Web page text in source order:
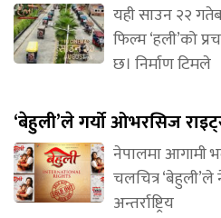
यही साउन २२
फिल्म ‘हली’को
छ। निर्माण टिमले
‘बेहुली’ले गर्यो ओभरसिज
नेपालमा आगामी
चलचित्र
अन्तर्राष्ट्रिय